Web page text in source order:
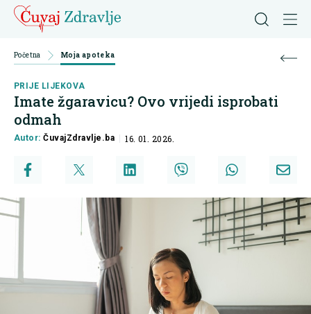
Početna Moja apoteka
PRIJE LIJEKOVA
Imate žgaravicu? Ovo vrijedi isprobati
odmah
Autor:ČuvajZdravlje.ba 16. 01. 2026.